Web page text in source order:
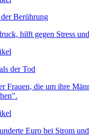
Berührung
hilft gegen Stress
der Tod
Frauen, die um ihre
Euro bei Strom